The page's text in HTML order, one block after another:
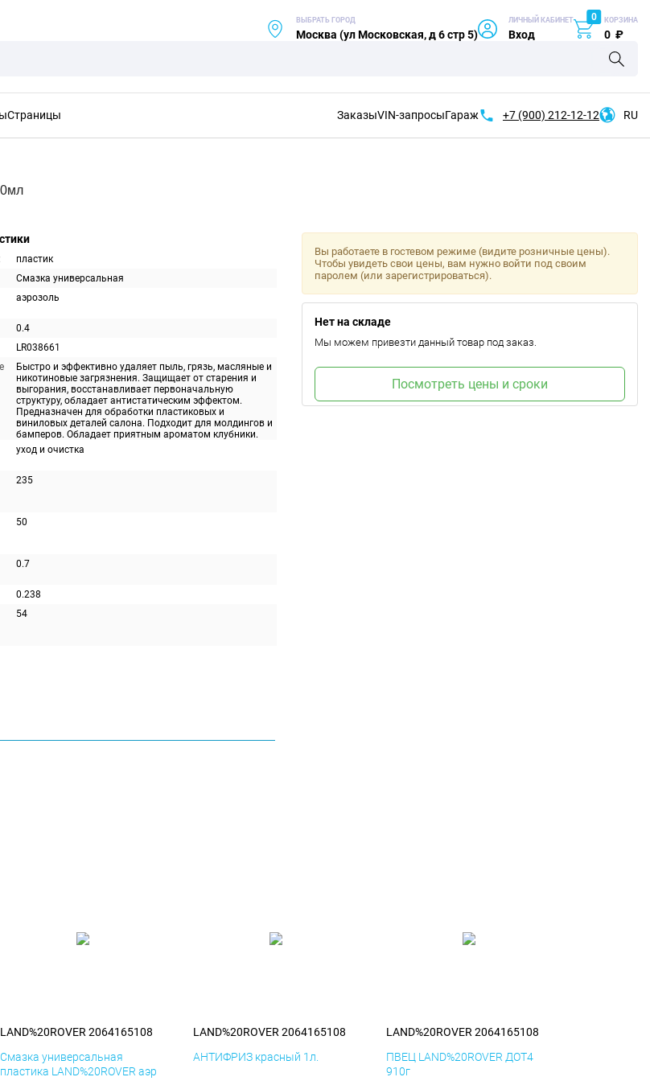
ВЫБРАТЬ ГОРОД
Москва (ул Московская, д 6 стр 5)
ЛИЧНЫЙ КАБИНЕТ
Вход
0 КОРЗИНА
0 ₽
Страницы ЗаказыVIN-запросыГараж +7 (900) 212-12-12 RU
пластик
Смазка универсальная
аэрозоль
0.4
LR038661
Быстро и эффективно удаляет пыль, грязь, масляные и
никотиновые загрязнения. Защищает от старения и
выгорания, восстанавливает первоначальную
структуру, обладает антистатическим эффектом.
Предназначен для обработки пластиковых и
виниловых деталей салона. Подходит для молдингов и
бамперов. Обладает приятным ароматом клубники.
уход и очистка
235
50
0.7
0.238
54
Вы работаете в гостевом режиме (видите розничные цены).
Чтобы увидеть свои цены, вам нужно войти под своим
паролем (или зарегистрироваться).
Нет на складе
Мы можем привезти данный товар под заказ.
Посмотреть цены и сроки
LAND%20ROVER 2064165108
Смазка универсальная
пластика LAND%20ROVER аэр
LAND%20ROVER 2064165108
АНТИФРИЗ красный 1л.
LAND%20ROVER 2064165108
ПВЕЦ LAND%20ROVER ДОТ4
910г